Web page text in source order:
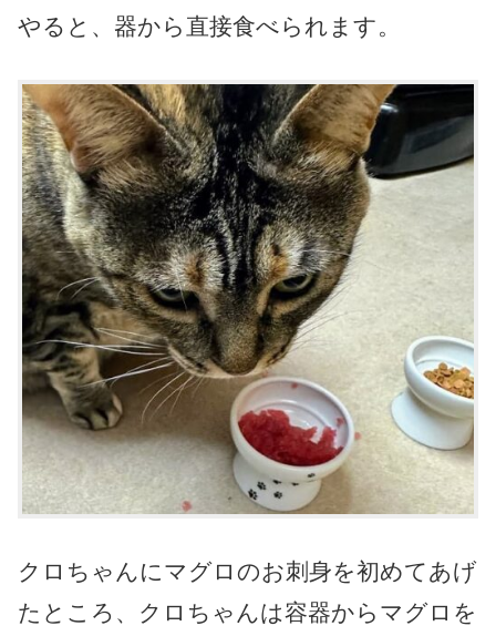
やると、器から直接食べられます。
クロちゃんにマグロのお刺身を初めてあげ
たところ、クロちゃんは容器からマグロを